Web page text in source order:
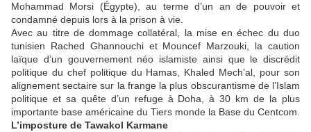
Mohammad Morsi (Égypte), au terme d’un an de pouvoir et
condamné depuis lors à la prison à vie.
Avec au titre de dommage collatéral, la mise en échec du duo
tunisien Rached Ghannouchi et Mouncef Marzouki, la caution
laïque d’un gouvernement néo islamiste ainsi que le discrédit
politique du chef politique du Hamas, Khaled Mech’al, pour son
alignement sectaire sur la frange la plus obscurantisme de l’Islam
politique et sa quête d’un refuge à Doha, à 30 km de la plus
importante base américaine du Tiers monde la Base du Centcom.
L’imposture de Tawakol Karmane